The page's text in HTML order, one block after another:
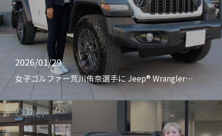
2026/01/29
女子ゴルファー荒川侑奈選手に Jeep® Wrangler…
Other